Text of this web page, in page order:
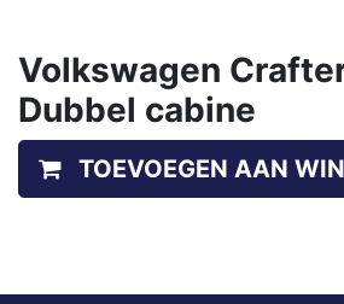
Volkswagen Crafter
Dubbel cabine
TOEVOEGEN AAN